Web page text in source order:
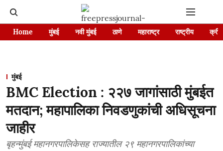
Home मुंबई नवी मुंबई ठाणे महाराष्ट्र राष्ट्रीय
मुंबई
BMC Election : २२७ जागांसाठी मुंबईत
मतदान; महापालिका निवडणुकांची अधिसूचना
जाहीर
बृहन्मुंबई महानगरपालिकेसह राज्यातील २९ महानगरपालिकांच्या